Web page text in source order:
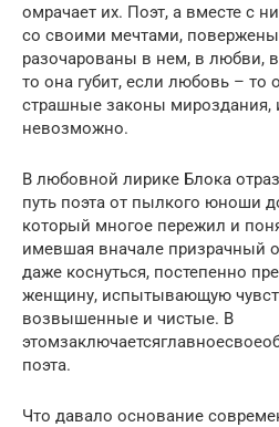
омрачает их. Поэт, а вместе с
со своими мечтами,
разочарованы в нем, в любви,
то она губит, если любовь – то
страшные законы мироздания,
невозможно.
В любовной лирике Блока
путь поэта от пылкого юноши
который многое пережил и
имевшая вначале призрачный
даже коснуться, постепенно
женщину, испытывающую
возвышенные и чистые. В
поэта.
Что давало основание